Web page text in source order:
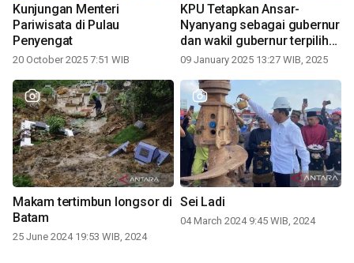
Kunjungan Menteri
Pariwisata di Pulau
Penyengat
20 October 2025 7:51 WIB
KPU Tetapkan Ansar-
Nyanyang sebagai gubernur
dan wakil gubernur terpilih
periode 2025-2030
09 January 2025 13:27 WIB, 2025
Makam tertimbun longsor di
Batam
25 June 2024 19:53 WIB, 2024
Sei Ladi
04 March 2024 9:45 WIB, 2024